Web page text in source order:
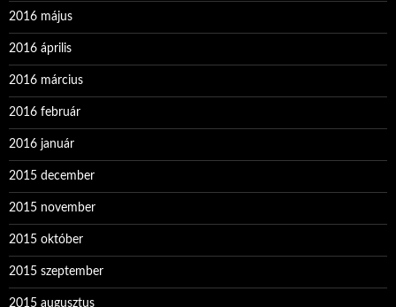
2016 május
2016 április
2016 március
2016 február
2016 január
2015 december
2015 november
2015 október
2015 szeptember
2015 augusztus